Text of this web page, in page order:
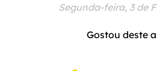
Segunda-feira, 3 de
Gostou deste